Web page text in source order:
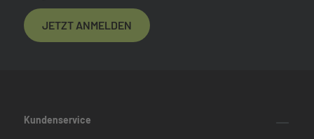
JETZT ANMELDEN
Kundenservice